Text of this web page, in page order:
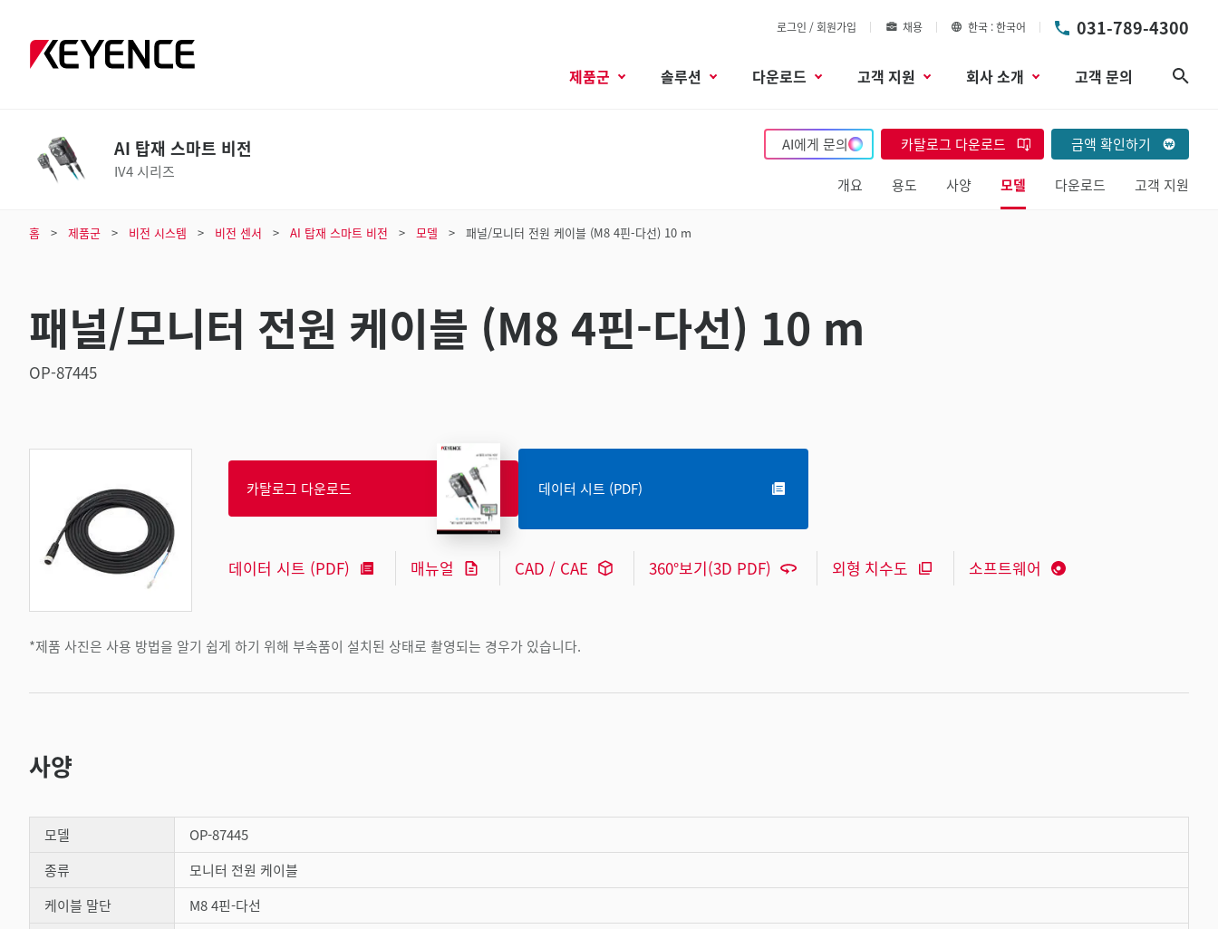
로그인 / 회원가입 채용 한국 한국어 031-789-4300
제품군 솔루션 다운로드 고객 지원 회사 소개 고객 문의
AI 탑재 스마트 비전
IV4 시리즈
AI에게 문의 카탈로그 다운로드 금액 확인하기
개요 용도 사양 모델 다운로드 고객 지원
홈 제품군 비전 시스템 비전 센서 AI 탑재 스마트 비전 모델 패널/모니터 전원 케이블 (M8 4핀-다선) 10 m
패널/모니터 전원 케이블 (M8 4핀-다선) 10 m
OP-87445
*제품 사진은 사용 방법을 알기 쉽게 하기 위해 부속품이 설치된 상태로 촬영되는 경우가 있습니다.
카탈로그 다운로드 데이터 시트 (PDF)
데이터 시트 (PDF) 매뉴얼 CAD / CAE 360°보기(3D PDF) 외형 치수도 소프트웨어
사양
모델
OP-87445
종류
모니터 전원 케이블
케이블 말단
M8 4핀-다선